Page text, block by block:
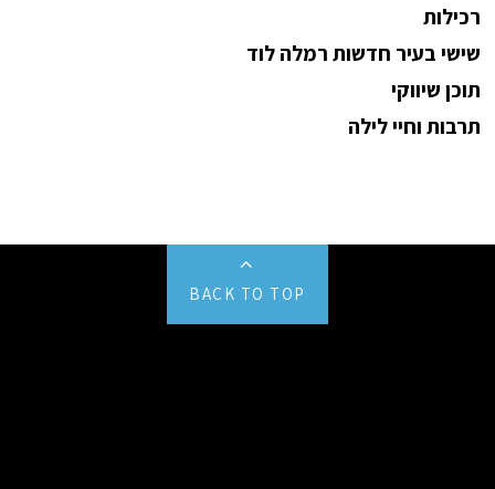
רכילות
שישי בעיר חדשות רמלה לוד
תוכן שיווקי
תרבות וחיי לילה
BACK TO TOP